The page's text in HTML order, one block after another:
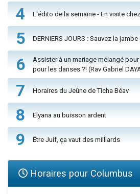
4 L'édito de la semaine - En visite
5 DERNIERS JOURS : Sauvez la
6
Assister à un mariage mélangé
pour les danses ?! (Rav Gabriel
7 Horaires du Jeûne de Ticha Béav
8 Elyana au buisson ardent
9 Être Juif, ça vaut des milliards
Horaires pour Columbus